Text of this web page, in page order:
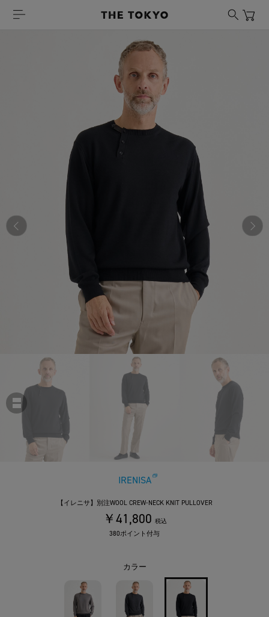
IRENISA
【イレニサ】別注WOOL CREW-NECK KNIT PULLOVER
￥41,800 税込
380ポイント付与
カラー